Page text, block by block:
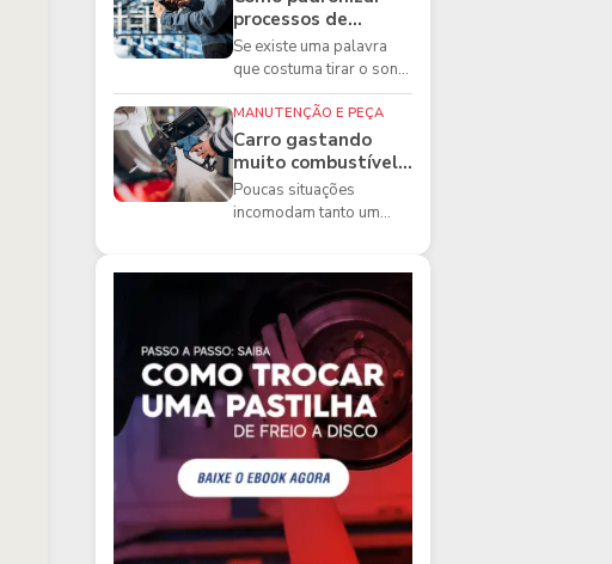
processos de
manutenção de
frota na oficina
Se existe uma palavra
que costuma tirar o sono
dos gestores de
manutenção, ela é a
imprevisibilidade...
MANUTENÇÃO E PEÇA
Carro gastando
muito combustível:
5 motivos que
podem aumentar o
Poucas situações
incomodam tanto um
acabando mais r...